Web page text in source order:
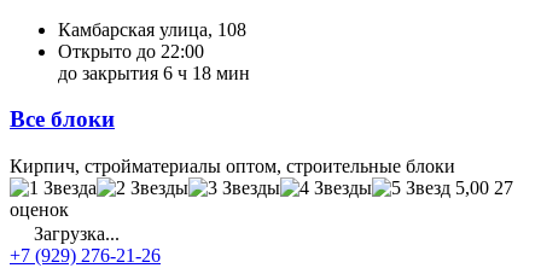
Камбарская улица, 108
Открыто до 22:00
до закрытия 6 ч 18 мин
Все блоки
Кирпич, стройматериалы оптом, строительные блоки
5,00 27
оценок
Загрузка...
+7 (929) 276-21-26